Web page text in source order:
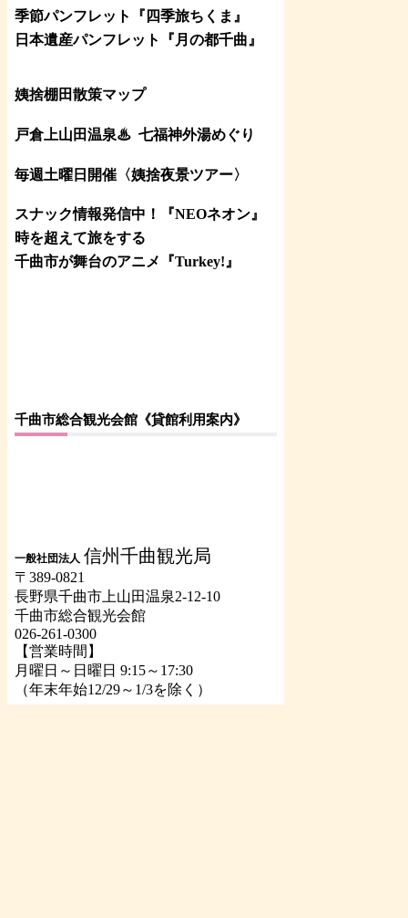
季節パンフレット『四季旅ちくま』
日本遺産パンフレット
『月の都千曲 』
姨捨棚田散策マップ
戸倉上山田温泉♨ 七福神外湯めぐり
毎週土曜日開催〈姨捨夜景ツアー〉
スナック情報発信中！『NEOネオン』
時を超えて旅をする
千曲市が舞台のアニメ『Turkey!』
千曲市総合観光会館《貸館利用案内》
一般社団法人 信州千曲観光局
〒389-0821
長野県千曲市上山田温泉2-12-10
千曲市総合観光会館
026-261-0300
【営業時間】
月曜日～日曜日 9:15～17:30
（年末年始12/29～1/3を除く）